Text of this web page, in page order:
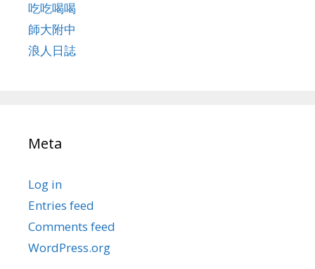
吃吃喝喝
師大附中
浪人日誌
Meta
Log in
Entries feed
Comments feed
WordPress.org